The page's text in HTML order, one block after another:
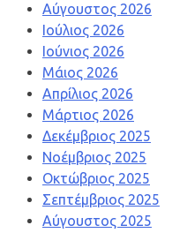
Αύγουστος 2026
Ιούλιος 2026
Ιούνιος 2026
Μάιος 2026
Απρίλιος 2026
Μάρτιος 2026
Δεκέμβριος 2025
Νοέμβριος 2025
Οκτώβριος 2025
Σεπτέμβριος 2025
Αύγουστος 2025